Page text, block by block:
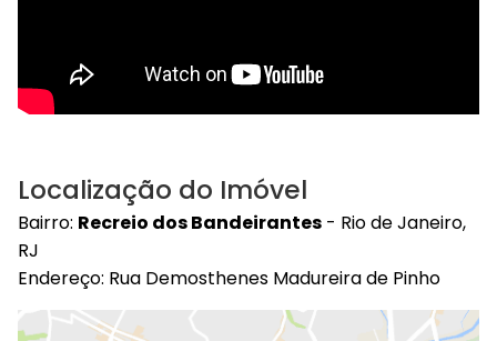
Localização do Imóvel
Bairro: Recreio dos Bandeirantes - Rio de Janeiro,
RJ
Endereço: Rua Demosthenes Madureira de Pinho